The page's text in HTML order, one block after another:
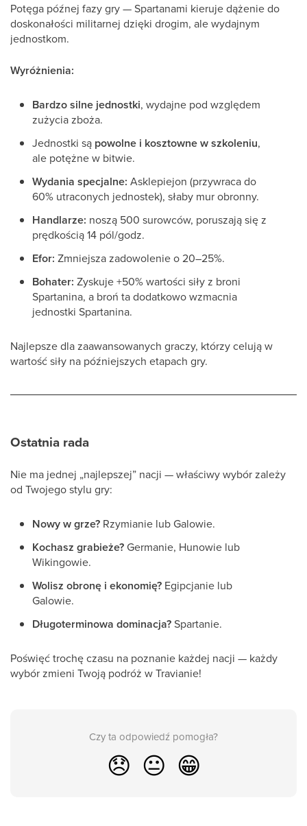
Potęga późnej fazy gry — Spartanami kieruje dążenie do
doskonałości militarnej dzięki drogim, ale wydajnym
jednostkom.
Wyróżnienia:
Bardzo silne jednostki, wydajne pod względem
zużycia zboża.
Jednostki są powolne i kosztowne w szkoleniu,
ale potężne w bitwie.
Wydania specjalne: Asklepiejon (przywraca do
60% utraconych jednostek), słaby mur obronny.
Handlarze: noszą 500 surowców, poruszają się z
prędkością 14 pól/godz.
Efor: Zmniejsza zadowolenie o 20–25%.
Bohater: Zyskuje +50% wartości siły z broni
Spartanina, a broń ta dodatkowo wzmacnia
jednostki Spartanina.
Najlepsze dla zaawansowanych graczy, którzy celują w
wartość siły na późniejszych etapach gry.
Ostatnia rada
Nie ma jednej „najlepszej” nacji — właściwy wybór zależy
od Twojego stylu gry:
Nowy w grze? Rzymianie lub Galowie.
Kochasz grabieże?Germanie, Hunowie lub
Wikingowie.
Wolisz obronę i ekonomię? Egipcjanie lub
Galowie.
Długoterminowa dominacja?Spartanie.
Poświęć trochę czasu na poznanie każdej nacji — każdy
wybór zmieni Twoją podróż w Travianie!
Czy ta odpowiedź pomogła?
😞 😐 😁